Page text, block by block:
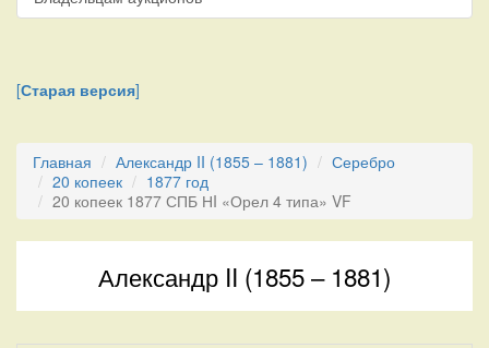
[Старая версия]
Главная Александр II (1855 – 1881)
Серебро
20 копеек
1877 год
20 копеек 1877 СПБ НI «Орел 4 типа» VF
Александр II (1855 – 1881)